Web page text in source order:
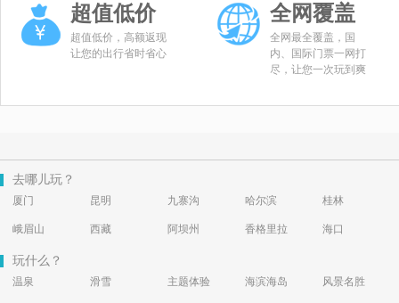
超值低价
超值低价，高额返现
让您的出行省时省心
全网覆盖
全网最全覆盖，国
内、国际门票一网打
尽，让您一次玩到爽
去哪儿玩？
厦门 昆明 九寨沟 哈尔滨 桂林
峨眉山 西藏 阿坝州 香格里拉 海口
玩什么？
温泉 滑雪 主题体验 海滨海岛 风景名胜